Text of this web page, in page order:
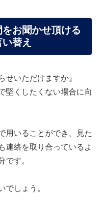
をお聞かせ頂ける
替え
せいただけますか』
堅くしたくない場合に向
用いることができ、見た
連絡を取り合っているよ
です。
でしょう。